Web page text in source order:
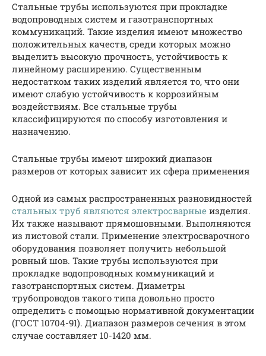
Стальные трубы используются при прокладке
водопроводных систем и газотранспортных
коммуникаций. Такие изделия имеют множество
положительных качеств, среди которых можно
выделить высокую прочность, устойчивость к
линейному расширению. Существенным
недостатком таких изделий является то, что они
имеют слабую устойчивость к коррозийным
воздействиям. Все стальные трубы
классифицируются по способу изготовления и
назначению.
Стальные трубы имеют широкий диапазон
размеров от которых зависит их сфера применения
Одной из самых распространенных разновидностей
стальных труб являются электросварные изделия.
Их также называют прямошовными. Выполняются
из листовой стали. Применение электросварочного
оборудования позволяет получить небольшой
ровный шов. Такие трубы используются при
прокладке водопроводных коммуникаций и
газотранспортных систем. Диаметры
трубопроводов такого типа довольно просто
определить с помощью нормативной документации
(ГОСТ 10704-91). Диапазон размеров сечения в этом
случае составляет 10-1420 мм.